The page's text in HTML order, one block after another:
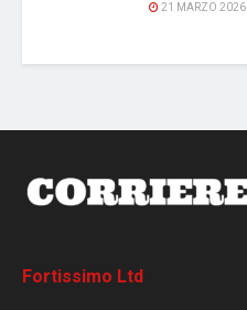
21 MARZO 2026
Fortissimo Ltd